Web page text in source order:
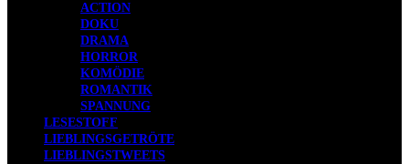
ACTION
DOKU
DRAMA
HORROR
KOMÖDIE
ROMANTIK
SPANNUNG
LESESTOFF
LIEBLINGSGETRÖTE
LIEBLINGSTWEETS